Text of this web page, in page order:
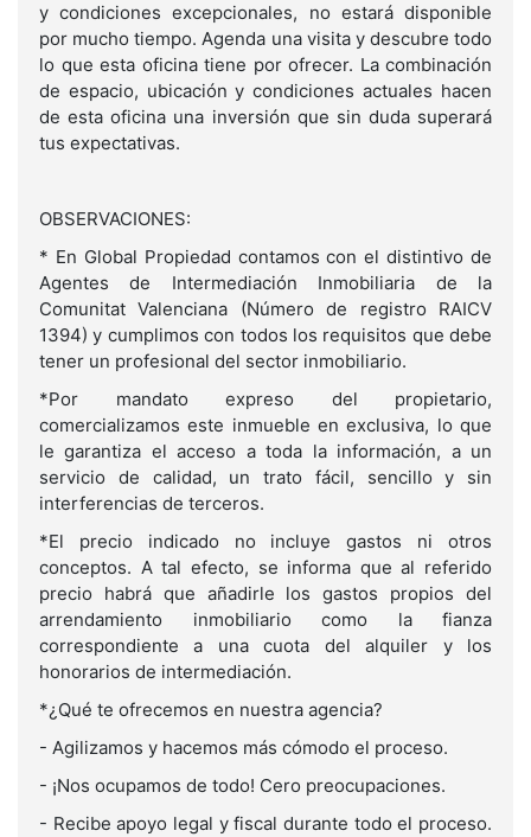
y condiciones excepcionales, no estará disponible
por mucho tiempo. Agenda una visita y descubre todo
lo que esta oficina tiene por ofrecer. La combinación
de espacio, ubicación y condiciones actuales hacen
de esta oficina una inversión que sin duda superará
tus expectativas.
OBSERVACIONES:
* En Global Propiedad contamos con el distintivo de
Agentes de Intermediación Inmobiliaria de la
Comunitat Valenciana (Número de registro RAICV
1394) y cumplimos con todos los requisitos que debe
tener un profesional del sector inmobiliario.
*Por mandato expreso del propietario,
comercializamos este inmueble en exclusiva, lo que
le garantiza el acceso a toda la información, a un
servicio de calidad, un trato fácil, sencillo y sin
interferencias de terceros.
*El precio indicado no incluye gastos ni otros
conceptos. A tal efecto, se informa que al referido
precio habrá que añadirle los gastos propios del
arrendamiento inmobiliario como la fianza
correspondiente a una cuota del alquiler y los
honorarios de intermediación.
*¿Qué te ofrecemos en nuestra agencia?
- Agilizamos y hacemos más cómodo el proceso.
- ¡Nos ocupamos de todo! Cero preocupaciones.
- Recibe apoyo legal y fiscal durante todo el proceso.